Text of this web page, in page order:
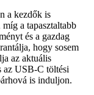
a kezdők is
a tapasztaltabb
és a gazdag
hogy sosem
az aktuális
az USB-C töltési
is induljon.